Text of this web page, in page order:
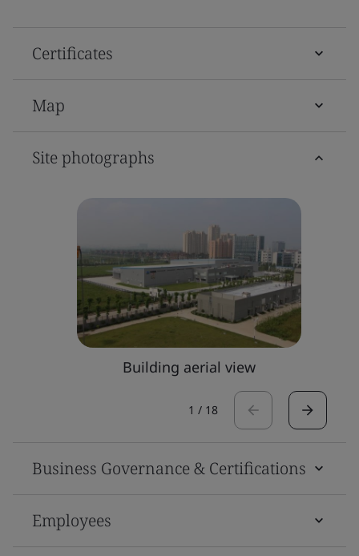
Certificates
Map
Site photographs
Building aerial view
1 / 18
Business Governance & Certifications
Employees